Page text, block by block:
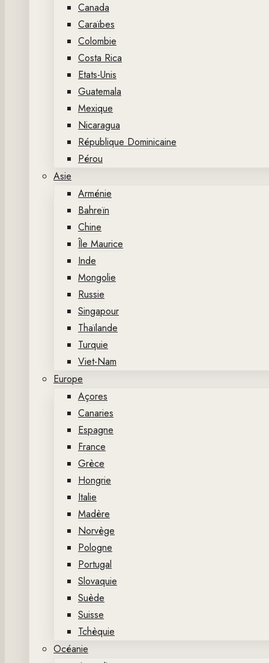
Canada
Caraïbes
Colombie
Costa Rica
Etats-Unis
Guatemala
Mexique
Nicaragua
République Dominicaine
Pérou
Asie
Arménie
Bahreïn
Chine
Île Maurice
Inde
Mongolie
Russie
Singapour
Thaïlande
Turquie
Viet-Nam
Europe
Açores
Canaries
Espagne
France
Grèce
Hongrie
Italie
Madère
Norvège
Pologne
Portugal
Slovaquie
Suède
Suisse
Tchèquie
Océanie